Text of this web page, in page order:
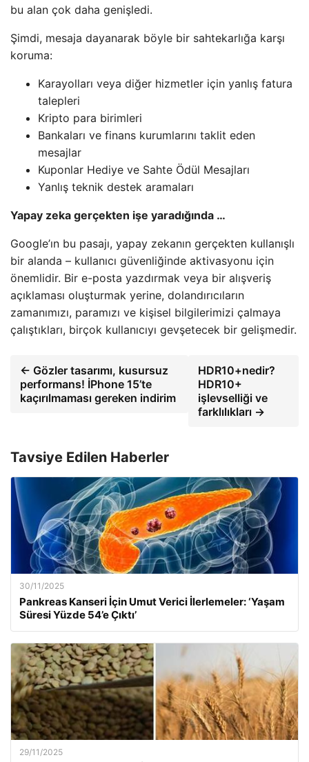
bu alan çok daha genişledi.
Şimdi, mesaja dayanarak böyle bir sahtekarlığa karşı
koruma:
Karayolları veya diğer hizmetler için yanlış fatura
talepleri
Kripto para birimleri
Bankaları ve finans kurumlarını taklit eden
mesajlar
Kuponlar Hediye ve Sahte Ödül Mesajları
Yanlış teknik destek aramaları
Yapay zeka gerçekten işe yaradığında …
Google’ın bu pasajı, yapay zekanın gerçekten kullanışlı
bir alanda – kullanıcı güvenliğinde aktivasyonu için
önemlidir. Bir e-posta yazdırmak veya bir alışveriş
açıklaması oluşturmak yerine, dolandırıcıların
zamanımızı, paramızı ve kişisel bilgilerimizi çalmaya
çalıştıkları, birçok kullanıcıyı gevşetecek bir gelişmedir.
← Gözler tasarımı, kusursuz
performans! İPhone 15’te
kaçırılmaması gereken indirim
HDR10+nedir?
HDR10+
işlevselliği ve
farklılıkları →
Tavsiye Edilen Haberler
30/11/2025
Pankreas Kanseri İçin Umut Verici İlerlemeler: ‘Yaşam
Süresi Yüzde 54’e Çıktı’
29/11/2025